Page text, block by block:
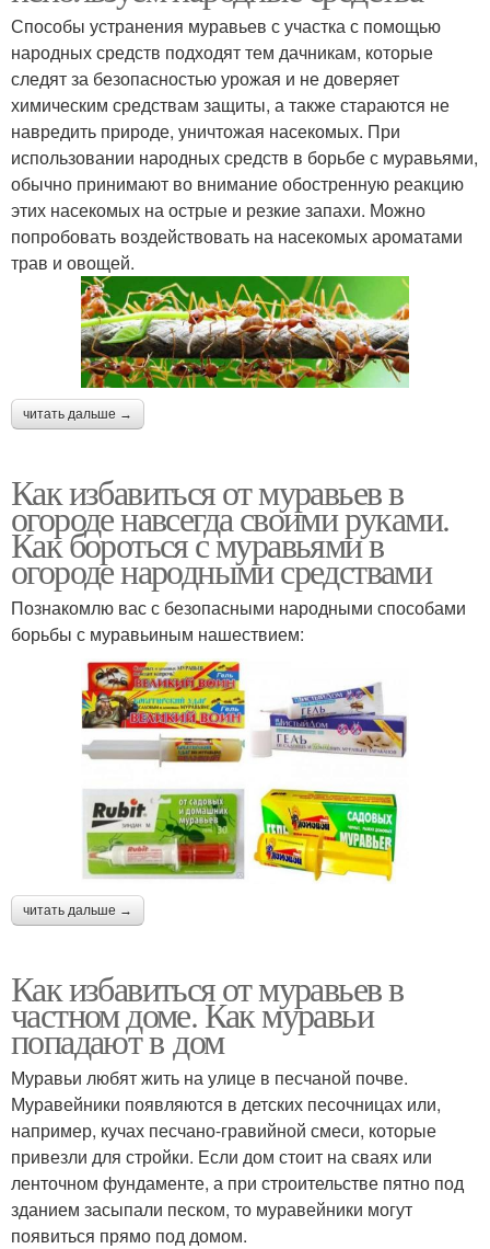
Способы устранения муравьев с участка с помощью
народных средств подходят тем дачникам, которые
следят за безопасностью урожая и не доверяет
химическим средствам защиты, а также стараются не
навредить природе, уничтожая насекомых. При
использовании народных средств в борьбе с муравьями,
обычно принимают во внимание обостренную реакцию
этих насекомых на острые и резкие запахи. Можно
попробовать воздействовать на насекомых ароматами
трав и овощей.
читать дальше →
Как избавиться от муравьев в
огороде навсегда своими руками.
Как бороться с муравьями в
огороде народными средствами
Познакомлю вас с безопасными народными способами
борьбы с муравьиным нашествием:
читать дальше →
Как избавиться от муравьев в
частном доме. Как муравьи
попадают в дом
Муравьи любят жить на улице в песчаной почве.
Муравейники появляются в детских песочницах или,
например, кучах песчано-гравийной смеси, которые
привезли для стройки. Если дом стоит на сваях или
ленточном фундаменте, а при строительстве пятно под
зданием засыпали песком, то муравейники могут
появиться прямо под домом.